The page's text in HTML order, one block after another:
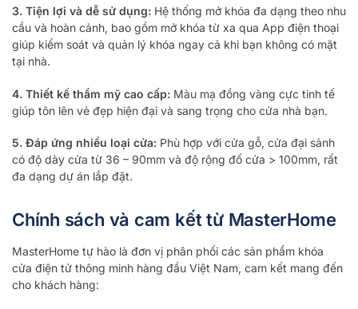
3. Tiện lợi và dễ sử dụng: Hệ thống mở khóa đa dạng theo nhu
cầu và hoàn cảnh, bao gồm mở khóa từ xa qua App điện thoại
giúp kiểm soát và quản lý khóa ngay cả khi bạn không có mặt
tại nhà.
4. Thiết kế thẩm mỹ cao cấp: Màu mạ đồng vàng cực tinh tế
giúp tôn lên vẻ đẹp hiện đại và sang trọng cho cửa nhà bạn.
5. Đáp ứng nhiều loại cửa: Phù hợp với cửa gỗ, cửa đại sảnh
có độ dày cửa từ 36 – 90mm và độ rộng đố cửa > 100mm, rất
đa dạng dự án lắp đặt.
Chính sách và cam kết từ MasterHome
MasterHome tự hào là đơn vị phân phối các sản phẩm khóa
cửa điện tử thông minh hàng đầu Việt Nam, cam kết mang đến
cho khách hàng: